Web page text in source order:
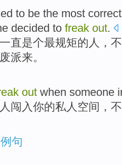
to be the most correct
decided to freak out.
一直是个最规矩的 人 ，
派来。
out when someone
闯入你的私人 空间 ，
句